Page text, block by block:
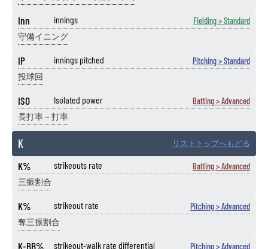
Inn innings Fielding > Standard
守備イニング
IP innings pitched Pitching > Standard
投球回
ISO Isolated power Batting > Advanced
長打率－打率
K リストトップへもどる
K% strikeouts rate Batting > Advanced
三振割合
K% strikeout rate Pitching > Advanced
奪三振割合
K-BB% strikeout-walk rate differential Pitching > Advanced